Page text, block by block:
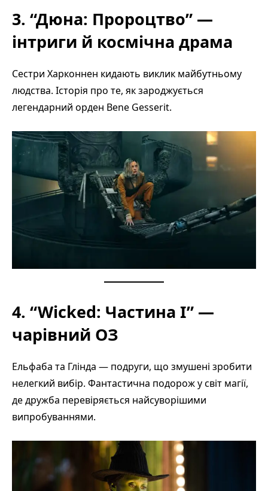
3. “Дюна: Пророцтво” —
інтриги й космічна драма
Сестри Харконнен кидають виклик майбутньому
людства. Історія про те, як зароджується
легендарний орден Bene Gesserit.
4. “Wicked: Частина I” —
чарівний ОЗ
Ельфаба та Глінда — подруги, що змушені зробити
нелегкий вибір. Фантастична подорож у світ магії,
де дружба перевіряється найсуворішими
випробуваннями.